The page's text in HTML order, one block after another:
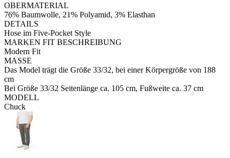
OBERMATERIAL
76% Baumwolle, 21% Polyamid, 3% Elasthan
DETAILS
Hose im Five-Pocket Style
MARKEN FIT BESCHREIBUNG
Modern Fit
MASSE
Das Model trägt die Größe 33/32, bei einer Körpergröße von 188
cm
Bei Größe 33/32 Seitenlänge ca. 105 cm, Fußweite ca. 37 cm
MODELL
Chuck